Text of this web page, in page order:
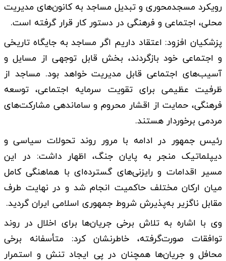
رویکرد مسجدمحوری و تبدیل مساجد به کانون‌های مدیریت
محلی، اجتماعی و فرهنگی در دستور کار قرار گرفته است.
پزشکیان افزود: اعتقاد داریم اگر مساجد به جایگاه تاریخی
و اجتماعی خود بازگردند، بخش قابل توجهی از مسایل و
آسیب‌های اجتماعی قابل مدیریت خواهد بود. مساجد از
ظرفیت عظیمی برای تقویت سرمایه اجتماعی، توسعه
فرهنگی، حمایت از اقشار محروم و ساماندهی مشارکت‌های
مردمی برخوردار هستند.
رئیس جمهور در ادامه با مرور روند تحولات سیاسی و
دیپلماتیک منجر به پایان جنگ، اظهار داشت: در این
مسیر اقدامات و رایزنی‌های گسترده‌ای با هماهنگی کامل
میان ارکان مختلف حاکمیت انجام شد و در نهایت طرف
مقابل ناگزیر به‌پذیرش شروط جمهوری اسلامی ایران گردید.
وی با اشاره به تلاش برخی جریان‌ها برای اخلال در روند
توافقات صورت‌گرفته، خاطرنشان کرد: متأسفانه برخی
محافل و جریان‌ها همچنان در پی ایجاد تنش و استمرار